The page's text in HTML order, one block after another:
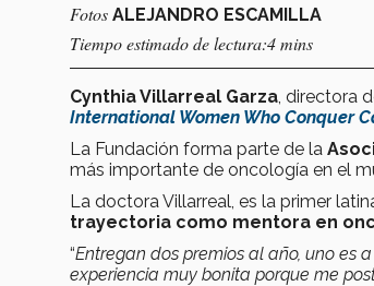
Fotos ALEJANDRO ESCAMILLA
Tiempo estimado de lectura:4 mins
Cynthia Villarreal Garza , directora
International Women Who Conquer
La Fundación forma parte de la
más importante de oncología en el
La doctora Villarreal, es la primer
trayectoria como mentora en
“Entregan dos premios al año, uno es
experiencia muy bonita porque me